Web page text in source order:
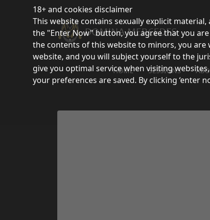
HOME SESSIONS
18+ and cookies disclaimer
This website contains sexually explicit
the "Enter Now" button, you agree that you
the contents of this website to minors, you
website, and you will subject yourself to the
give you optimal service when visiting
your preferences are saved. By clicking ‘enter